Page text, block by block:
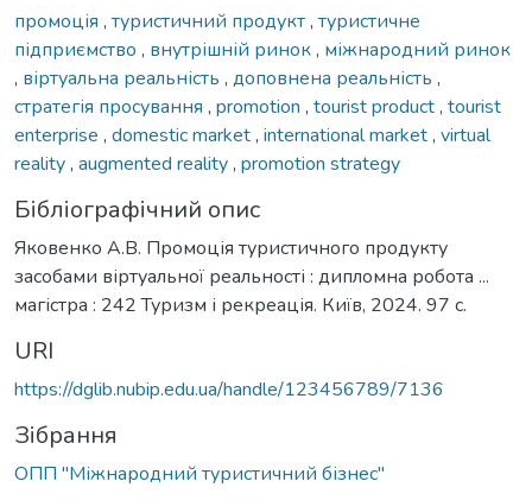
промоція , туристичний продукт, туристичне
підприємство , внутрішній ринок, міжнародний ринок
, віртуальна реальність , доповнена реальність ,
стратегія просування , promotion , tourist product, tourist
enterprise , domestic market, international market, virtual
reality, augmented reality, promotion strategy
Бібліографічний опис
Яковенко А.В. Промоція туристичного продукту
засобами віртуальної реальності : дипломна робота ...
магістра : 242 Туризм і рекреація. Київ, 2024. 97 с.
URI
https://dglib.nubip.edu.ua/handle/123456789/7136
Зібрання
ОПП "Міжнародний туристичний бізнес"